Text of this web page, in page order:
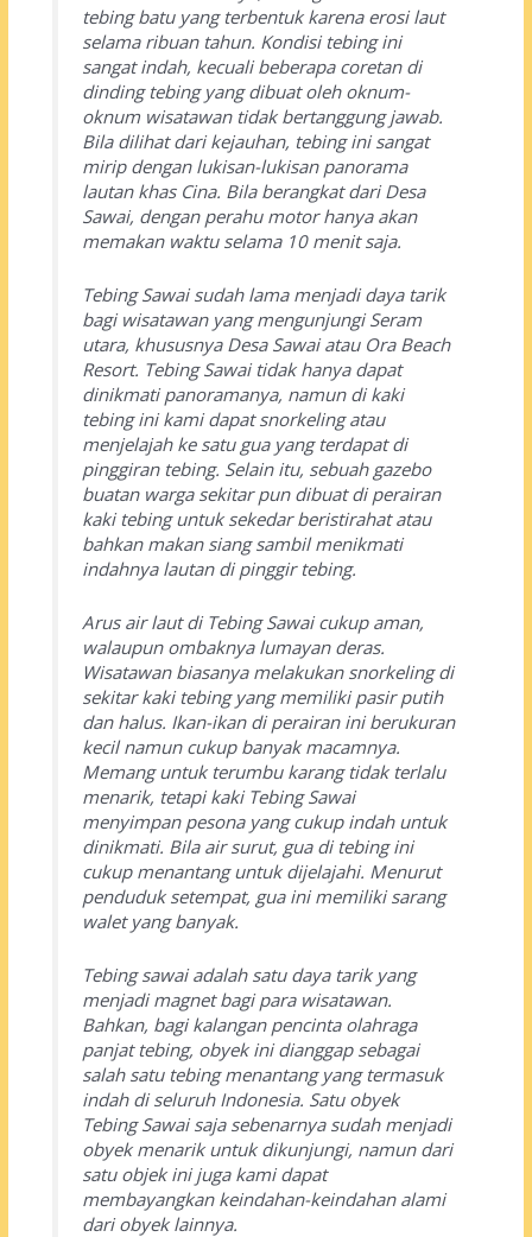
tebing batu yang terbentuk karena erosi laut
selama ribuan tahun. Kondisi tebing ini
sangat indah, kecuali beberapa coretan di
dinding tebing yang dibuat oleh oknum-
oknum wisatawan tidak bertanggung jawab.
Bila dilihat dari kejauhan, tebing ini sangat
mirip dengan lukisan-lukisan panorama
lautan khas Cina. Bila berangkat dari Desa
Sawai, dengan perahu motor hanya akan
memakan waktu selama 10 menit saja.
Tebing Sawai sudah lama menjadi daya tarik
bagi wisatawan yang mengunjungi Seram
utara, khususnya Desa Sawai atau Ora Beach
Resort. Tebing Sawai tidak hanya dapat
dinikmati panoramanya, namun di kaki
tebing ini kami dapat snorkeling atau
menjelajah ke satu gua yang terdapat di
pinggiran tebing. Selain itu, sebuah gazebo
buatan warga sekitar pun dibuat di perairan
kaki tebing untuk sekedar beristirahat atau
bahkan makan siang sambil menikmati
indahnya lautan di pinggir tebing.
Arus air laut di Tebing Sawai cukup aman,
walaupun ombaknya lumayan deras.
Wisatawan biasanya melakukan snorkeling di
sekitar kaki tebing yang memiliki pasir putih
dan halus. Ikan-ikan di perairan ini berukuran
kecil namun cukup banyak macamnya.
Memang untuk terumbu karang tidak terlalu
menarik, tetapi kaki Tebing Sawai
menyimpan pesona yang cukup indah untuk
dinikmati. Bila air surut, gua di tebing ini
cukup menantang untuk dijelajahi. Menurut
penduduk setempat, gua ini memiliki sarang
walet yang banyak.
Tebing sawai adalah satu daya tarik yang
menjadi magnet bagi para wisatawan.
Bahkan, bagi kalangan pencinta olahraga
panjat tebing, obyek ini dianggap sebagai
salah satu tebing menantang yang termasuk
indah di seluruh Indonesia. Satu obyek
Tebing Sawai saja sebenarnya sudah menjadi
obyek menarik untuk dikunjungi, namun dari
satu objek ini juga kami dapat
membayangkan keindahan-keindahan alami
dari obyek lainnya.